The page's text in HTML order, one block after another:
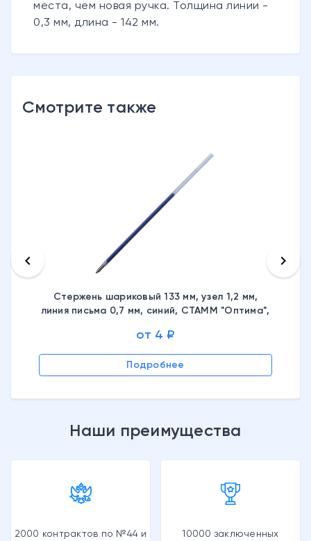
места, чем новая ручка. Толщина линии -
0,3 мм, длина - 142 мм.
Смотрите также
Стержень шариковый 133 мм, узел 1,2 мм,
линия письма 0,7 мм, синий, СТАММ "Оптима",
от 4 ₽
Подробнее
keyboard_arrow_left keyboard_arrow_right
Наши преимущества
2000 контрактов по №44 и 10000 заключенных